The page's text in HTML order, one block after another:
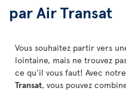
par Air Transat
Vous souhaitez partir vers
lointaine, mais ne trouvez
ce qu'il vous faut! Avec
Transat, vous pouvez